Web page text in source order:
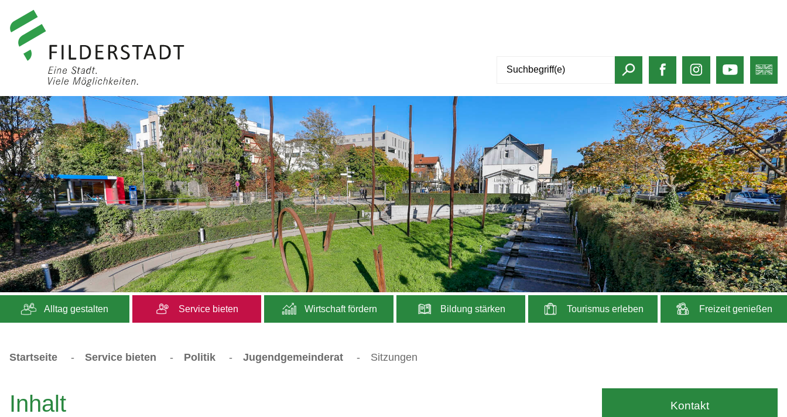
Alltag gestalten Service bieten Wirtschaft fördern Bildung stärken Tourismus erleben Freizeit genießen
Startseite - Service bieten - Politik - Jugendgemeinderat - Sitzungen
Inhalt Kontakt